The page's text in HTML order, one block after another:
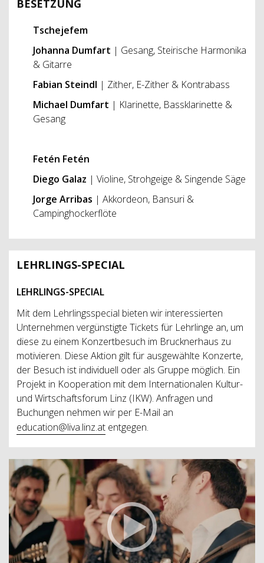
BESETZUNG
Tschejefem
Johanna Dumfart | Gesang, Steirische Harmonika
& Gitarre
Fabian Steindl | Zither, E-Zither & Kontrabass
Michael Dumfart | Klarinette, Bassklarinette &
Gesang
Fetén Fetén
Diego Galaz | Violine, Strohgeige & Singende Säge
Jorge Arribas | Akkordeon, Bansuri &
Campinghockerflöte
LEHRLINGS-SPECIAL
LEHRLINGS-SPECIAL
Mit dem Lehrlingsspecial bieten wir interessierten
Unternehmen vergünstigte Tickets für Lehrlinge an, um
diese zu einem Konzertbesuch im Brucknerhaus zu
motivieren. Diese Aktion gilt für ausgewählte Konzerte,
der Besuch ist individuell oder als Gruppe möglich. Ein
Projekt in Kooperation mit dem Internationalen Kultur-
und Wirtschaftsforum Linz (IKW). Anfragen und
Buchungen nehmen wir per E-Mail an
education@liva.linz.at entgegen.